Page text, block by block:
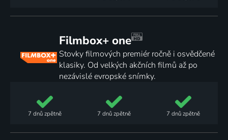
Filmbox+ one
Stovky filmových premiér ročně i osvědčené
klasiky. Od velkých akčních filmů až po
nezávislé evropské snímky.
7 dnůzpětně 7 dnůzpětně 7 dnůzpětně